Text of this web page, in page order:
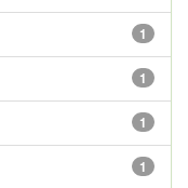
1
1
1
1